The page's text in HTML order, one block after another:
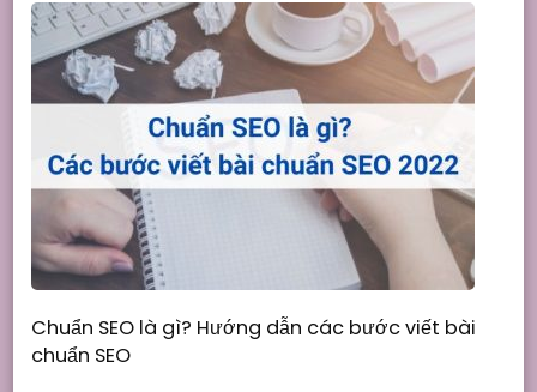
Chuẩn SEO là gì? Hướng dẫn các bước viết bài
chuẩn SEO